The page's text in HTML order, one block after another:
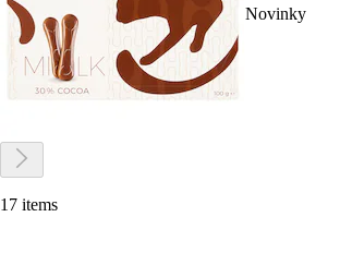
Novinky
17 items